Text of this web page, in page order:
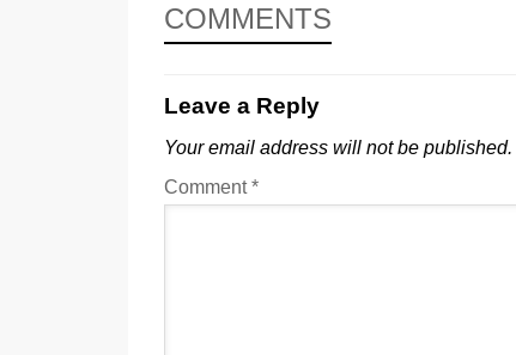
COMMENTS
Leave a Reply
Your email address will not be published.
Comment*